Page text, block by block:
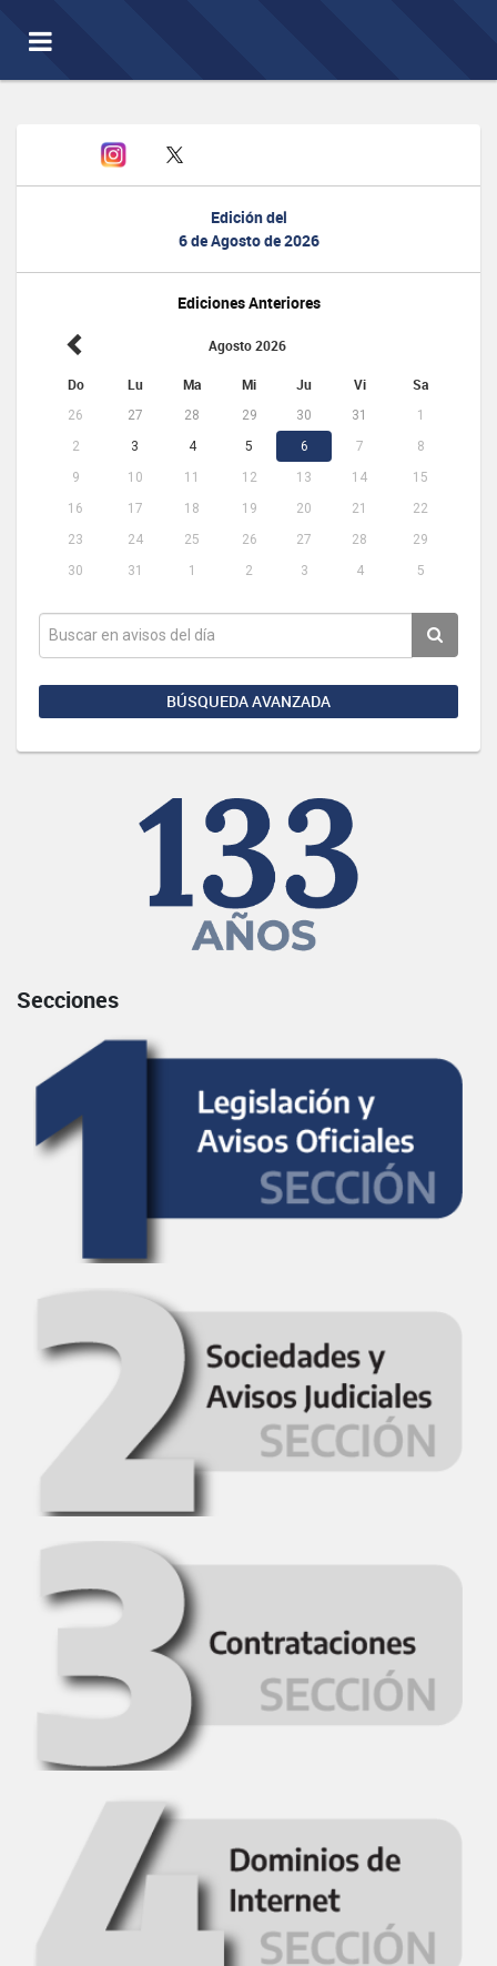
Toggle
navigation
Edición del
6 de Agosto de 2026
Ediciones Anteriores
Agosto 2026
Do Lu Ma Mi Ju Vi Sa
26 27 28 29 30 31
1
2
3 4 5 6 7
8
9
10 11 12 13 14
15
16
17 18 19 20 21
22
23
24 25 26 27 28
29
30
31 1 2 3 4 5
BÚSQUEDA AVANZADA
Secciones